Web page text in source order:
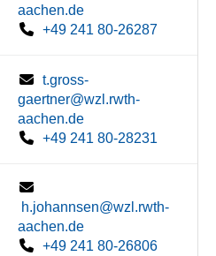
aachen.de
+49 241 80-26287
t.gross-
gaertner@wzl.rwth-
aachen.de
+49 241 80-28231
h.johannsen@wzl.rwth-
aachen.de
+49 241 80-26806